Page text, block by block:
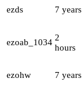
ezds 7 years
ezoab_1034 2
hours
ezohw 7 years